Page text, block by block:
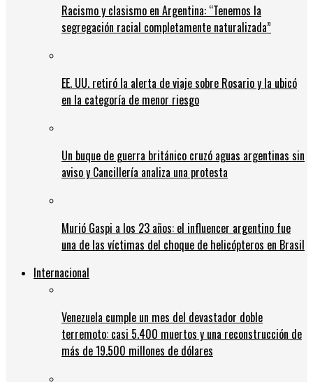
Racismo y clasismo en Argentina: “Tenemos la
segregación racial completamente naturalizada”
EE. UU. retiró la alerta de viaje sobre Rosario y la ubicó
en la categoría de menor riesgo
Un buque de guerra británico cruzó aguas argentinas sin
aviso y Cancillería analiza una protesta
Murió Gaspi a los 23 años: el influencer argentino fue
una de las víctimas del choque de helicópteros en Brasil
Internacional
Venezuela cumple un mes del devastador doble
terremoto: casi 5.400 muertos y una reconstrucción de
más de 19.500 millones de dólares